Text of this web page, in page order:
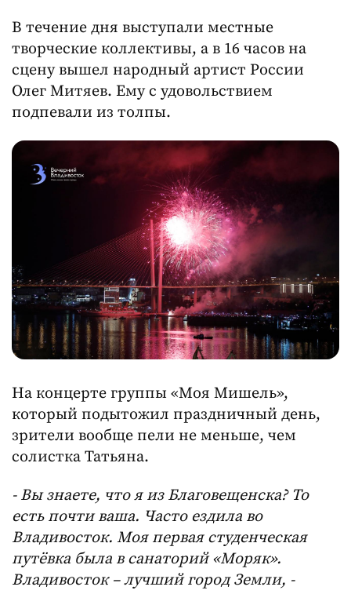
В течение дня выступали местные
творческие коллективы, а в 16 часов на
сцену вышел народный артист России
Олег Митяев. Ему с удовольствием
подпевали из толпы.
На концерте группы «Моя Мишель»,
который подытожил праздничный день,
зрители вообще пели не меньше, чем
солистка Татьяна.
- Вы знаете, что я из Благовещенска? То
есть почти ваша. Часто ездила во
Владивосток. Моя первая студенческая
путёвка была в санаторий «Моряк».
Владивосток – лучший город Земли, -